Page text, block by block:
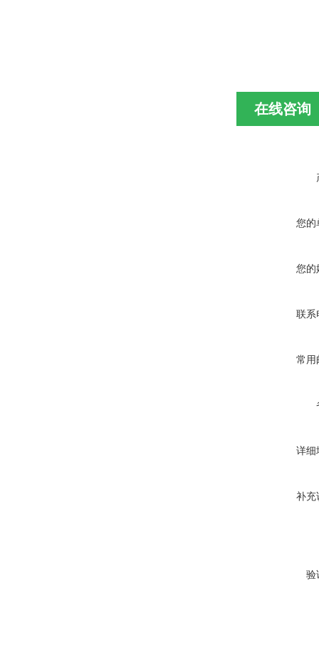
在线咨询
您的
您的
联系
常用
详细
补充
验